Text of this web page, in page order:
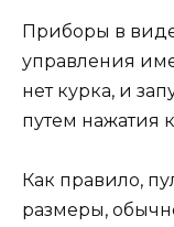
Приборы в
управления
нет курка, и
путем нажатия
Как правило,
размеры,